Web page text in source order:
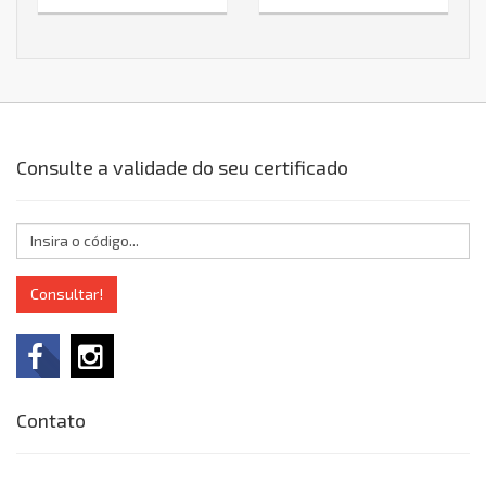
Consulte a validade do seu certificado
Consultar!
Contato